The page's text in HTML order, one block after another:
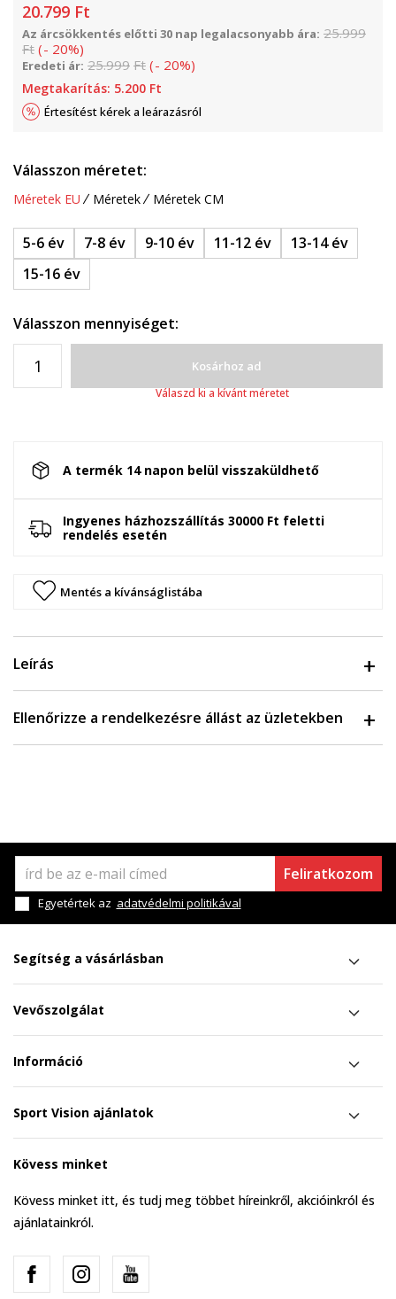
20.799 Ft
Az árcsökkentés előtti 30 nap legalacsonyabb ára: 25.999
Ft (- 20%)
Eredeti ár: 25.999 Ft (- 20%)
Megtakarítás: 5.200 Ft
Értesítést kérek a leárazásról
Válasszon méretet:
Méretek EU Méretek Méretek CM
5-6 év 7-8 év 9-10 év 11-12 év
13-14 év
15-16 év
Válasszon mennyiséget:
Kosárhoz ad
Válaszd ki a kívánt méretet
A termék 14 napon belül visszaküldhető
Ingyenes házhozszállítás 30000 Ft feletti
rendelés esetén
Mentés a kívánságlistába
Leírás
Ellenőrizze a rendelkezésre állást az üzletekben
Feliratkozom
Egyetértek az adatvédelmi politikával
Segítség a vásárlásban
Vevőszolgálat
Információ
Sport Vision ajánlatok
Kövess minket
Kövess minket itt, és tudj meg többet híreinkről, akcióinkról és
ajánlatainkról.